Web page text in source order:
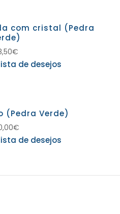
com cristal (Pedra
€
de desejos
(Pedra Verde)
€
de desejos